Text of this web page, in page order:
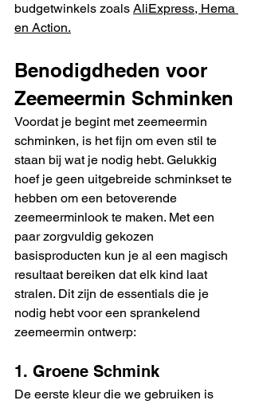
budgetwinkels zoals AliExpress, Hema
en Action.
Benodigdheden voor
Zeemeermin Schminken
Voordat je begint met zeemeermin
schminken, is het fijn om even stil te
staan bij wat je nodig hebt. Gelukkig
hoef je geen uitgebreide schminkset te
hebben om een betoverende
zeemeerminlook te maken. Met een
paar zorgvuldig gekozen
basisproducten kun je al een magisch
resultaat bereiken dat elk kind laat
stralen. Dit zijn de essentials die je
nodig hebt voor een sprankelend
zeemeermin ontwerp:
1. Groene Schmink
De eerste kleur die we gebruiken is